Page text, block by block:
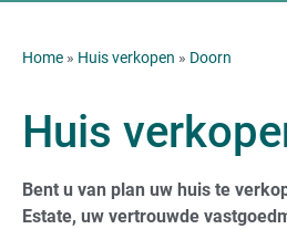
Home » Huis verkopen » Doorn
Huis
Bent u van plan uw huis te
Estate, uw vertrouwde